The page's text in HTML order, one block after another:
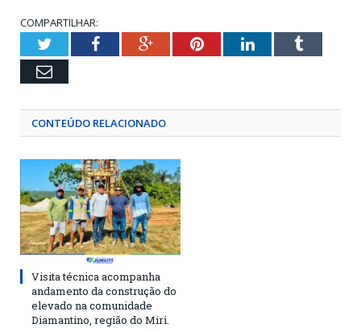
COMPARTILHAR:
TwitterFacebookGoogle+PinterestLinkedInTumblr
Email
CONTEÚDO RELACIONADO
Visita técnica acompanha
andamento da construção do
elevado na comunidade
Diamantino, região do Miri.